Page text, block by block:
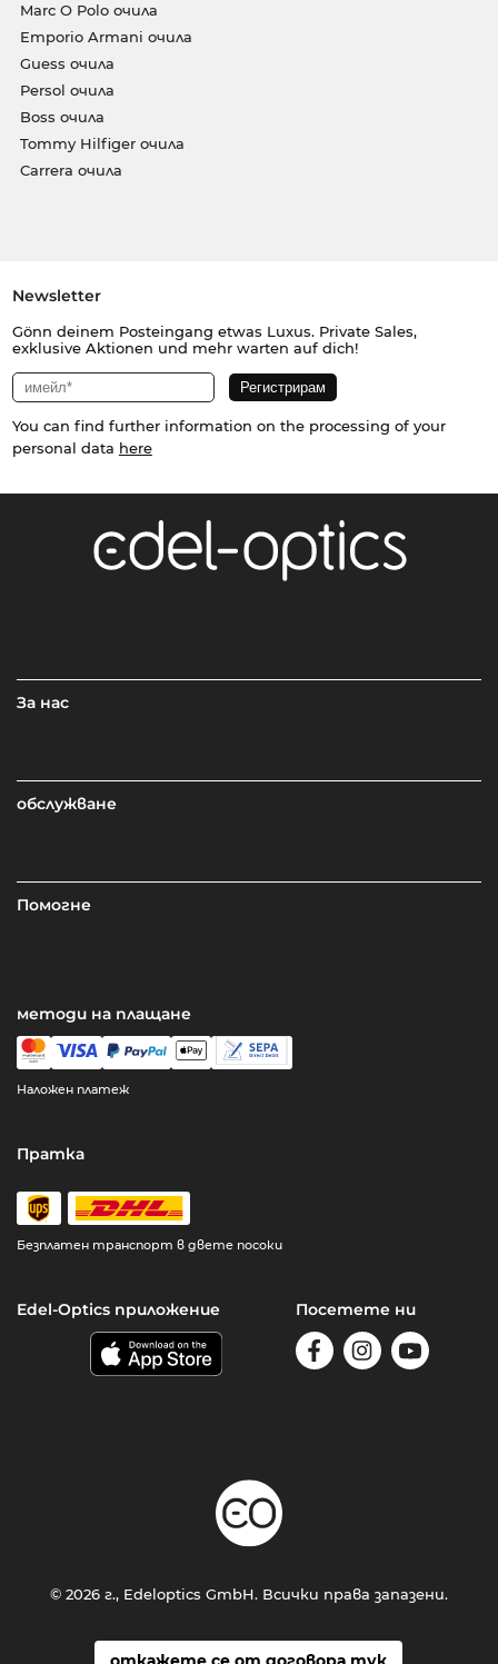
Marc O Polo очила
Emporio Armani очила
Guess очила
Persol очила
Boss очила
Tommy Hilfiger очила
Carrera очила
Newsletter
Gönn deinem Posteingang etwas Luxus. Private Sales,
exklusive Aktionen und mehr warten auf dich!
You can find further information on the processing of your
personal data here
За нас
обслужване
Помогне
методи на плащане
Наложен платеж
Пратка
Безплатен транспорт в двете посоки
Edel-Optics приложение Посетете ни
© 2026 г., Edeloptics GmbH. Всички права запазени.